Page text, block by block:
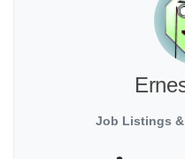
Job Listings